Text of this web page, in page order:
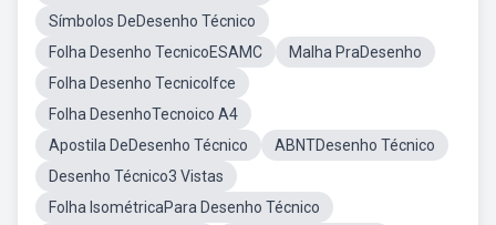
Símbolos DeDesenho Técnico
Folha Desenho TecnicoESAMC
Malha PraDesenho
Folha Desenho TecnicoIfce
Folha DesenhoTecnoico A4
Apostila DeDesenho Técnico
ABNTDesenho Técnico
Desenho Técnico3 Vistas
Folha IsométricaPara Desenho Técnico